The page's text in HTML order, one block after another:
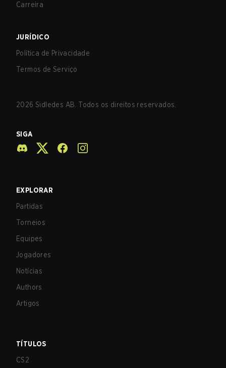
Carreira
JURÍDICO
Política de Privacidade
Termos de Serviço
2026 Sidledes AB. Todos os direitos reservados.
SIGA
EXPLORAR
Partidas
Torneios
Equipes
Jogadores
Notícias
Authors
Artigos
TÍTULOS
CS2